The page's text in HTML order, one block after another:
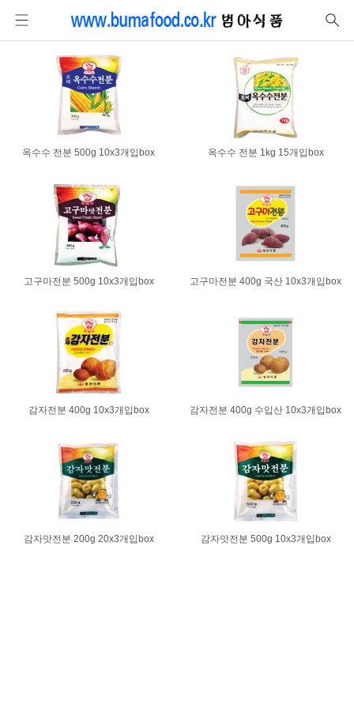
옥수수 전분 500g 10x3개입box 옥수수 전분 1kg 15개입box
고구마전분 500g 10x3개입box 고구마전분 400g 국산 10x3개입box
감자전분 400g 10x3개입box 감자전분 400g 수입산 10x3개입box
감자맛전분 200g 20x3개입box 감자맛전분 500g 10x3개입box